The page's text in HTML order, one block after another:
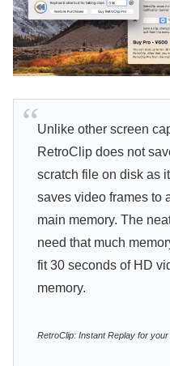
Unlike other screen
RetroClip does not
scratch file on disk as
saves video frames to
main memory. The
need that much
fit 30 seconds of HD
memory.
RetroClip: Instant Replay for